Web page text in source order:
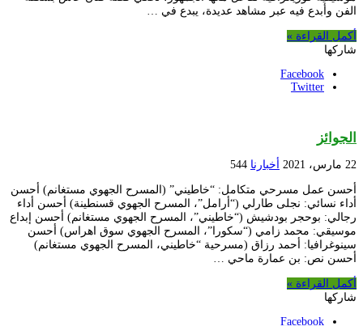
الفن وأبدع فيه عبر مشاهد عديدة، يبدع في …
أكمل القراءة »
شاركها
Facebook
Twitter
الجوائز
22 مارس، 2021 أخبارنا 544
أحسن عمل مسرحي متكامل: “خاطيني” (المسرح الجهوي مستغانم) أحسن
أداء نسائي: نجلى طارلي (“أرامل”، المسرح الجهوي قسنطينة) أحسن أداء
رجالي: بوحجر بودشيش (“خاطيني”، المسرح الجهوي مستغانم) أحسن إبداع
موسيقي: محمد زامي (“سكورا”، المسرح الجهوي سوق اهراس) أحسن
سينوغرافيا: أحمد رزاق (مسرحية “خاطيني، المسرح الجهوي مستغانم)
أحسن نص: بن عمارة ماحي …
أكمل القراءة »
شاركها
Facebook